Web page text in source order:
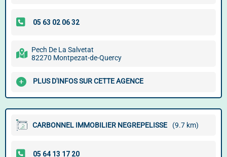
Pech De La Salvetat
82270 Montpezat-de-Quercy
PLUS D'INFOS SUR CETTE AGENCE
CARBONNEL IMMOBILIER NEGREPELISSE (9.7 km)